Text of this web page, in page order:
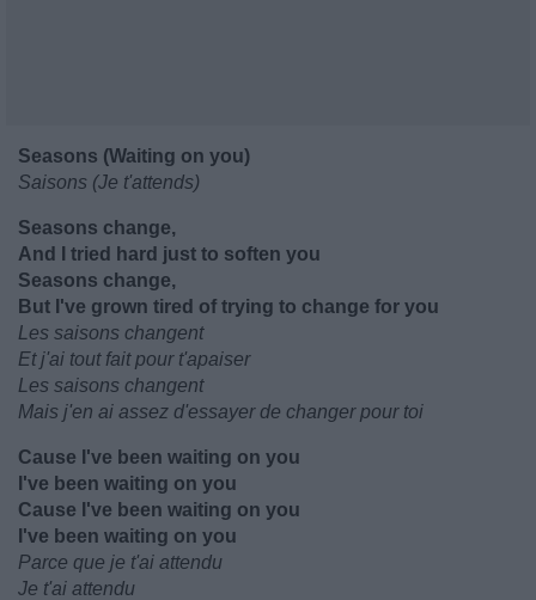
Seasons (Waiting on you)
Saisons (Je t'attends)
Seasons change,
And I tried hard just to soften you
Seasons change,
But I've grown tired of trying to change for you
Les saisons changent
Et j'ai tout fait pour t'apaiser
Les saisons changent
Mais j'en ai assez d'essayer de changer pour toi
Cause I've been waiting on you
I've been waiting on you
Cause I've been waiting on you
I've been waiting on you
Parce que je t'ai attendu
Je t'ai attendu